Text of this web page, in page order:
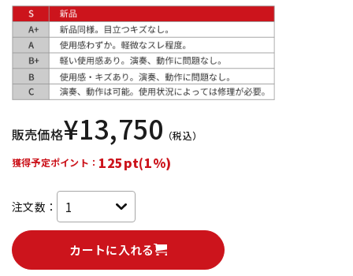
販売価格¥13,750 （税込）
獲得予定ポイント： 125pt(1%)
注文数：
カートに入れる